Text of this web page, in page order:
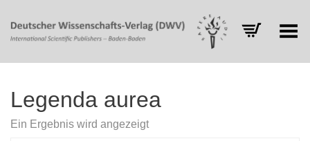
Toggle Menu
Legenda aurea
Ein Ergebnis wird angezeigt